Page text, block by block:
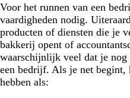
Voor het runnen van een
vaardigheden nodig.
producten of diensten die je
bakkerij opent of
waarschijnlijk veel dat je nog
een bedrijf. Als je net
hebben als: